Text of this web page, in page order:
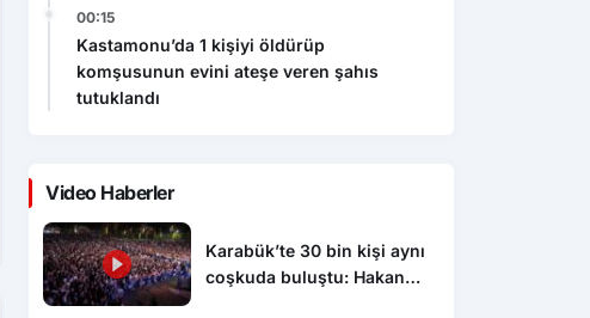
00:15
Kastamonu’da 1 kişiyi öldürüp
komşusunun evini ateşe veren şahıs
tutuklandı
Video Haberler
Karabük’te 30 bin kişi aynı
coşkuda buluştu: Hakan